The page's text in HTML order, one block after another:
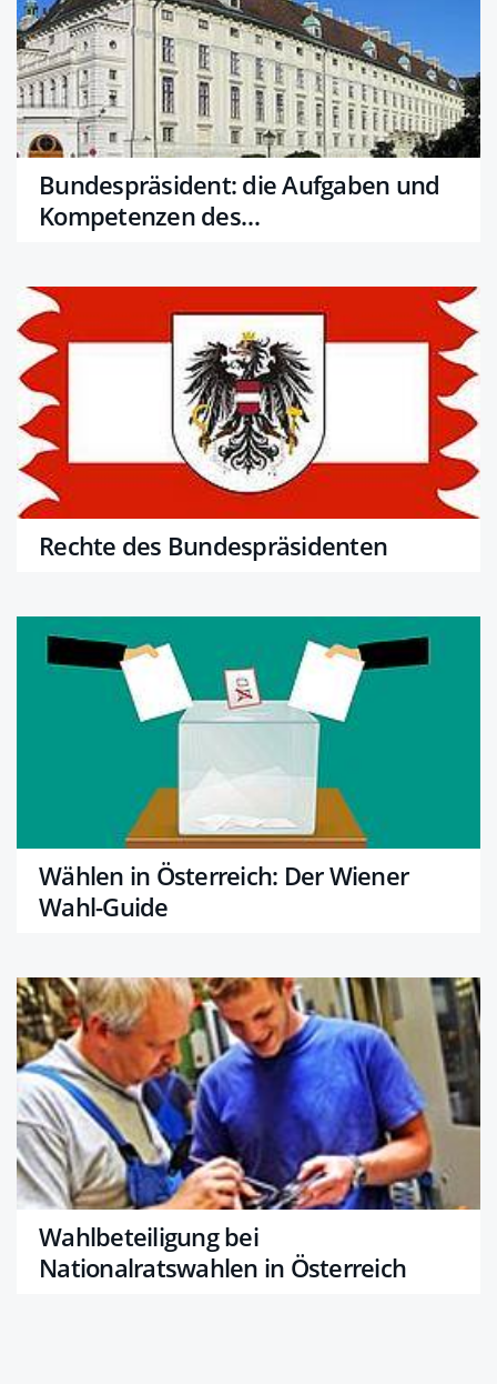
Bundespräsident: die Aufgaben und
Kompetenzen des
Rechte des Bundespräsidenten
Wählen in Österreich: Der Wiener
Wahl-Guide
Wahlbeteiligung bei
Nationalratswahlen in Österreich